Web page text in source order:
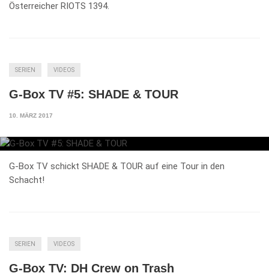
Österreicher RIOTS 1394.
SERIEN VIDEOS
G-Box TV #5: SHADE & TOUR
10. MÄRZ 2017
G-Box TV schickt SHADE & TOUR auf eine Tour in den
Schacht!
SERIEN VIDEOS
G-Box TV: DH Crew on Trash